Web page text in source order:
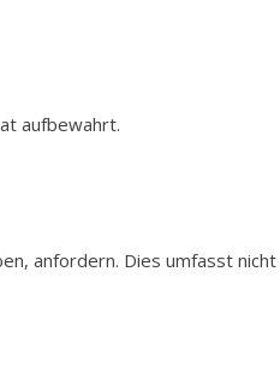
aufbewahrt.
anfordern. Dies umfasst